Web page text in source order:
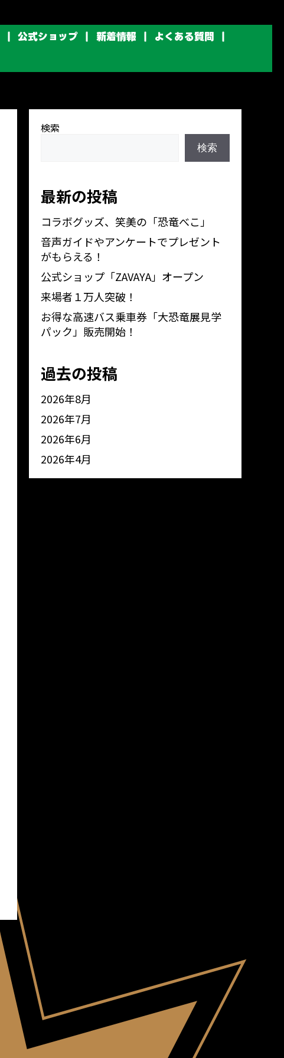
公式ショップ 新着情報 よくある質問
検索
検索
最新の投稿
コラボグッズ、笑美の「恐竜べこ」
音声ガイドやアンケートでプレゼント
がもらえる！
公式ショップ「ZAVAYA」オープン
来場者１万人突破！
お得な高速バス乗車券「大恐竜展見学
パック」販売開始！
過去の投稿
2026年8月
2026年7月
2026年6月
2026年4月